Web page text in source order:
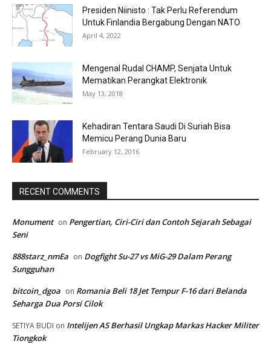
Presiden Niinisto : Tak Perlu Referendum
Untuk Finlandia Bergabung Dengan NATO
April 4, 2022
Mengenal Rudal CHAMP, Senjata Untuk
Mematikan Perangkat Elektronik
May 13, 2018
Kehadiran Tentara Saudi Di Suriah Bisa
Memicu Perang Dunia Baru
February 12, 2016
RECENT COMMENTS
Monument on Pengertian, Ciri-Ciri dan Contoh Sejarah Sebagai
Seni
888starz_nmEa on Dogfight Su-27 vs MiG-29 Dalam Perang
Sungguhan
bitcoin_dgoa on Romania Beli 18 Jet Tempur F-16 dari Belanda
Seharga Dua Porsi Cilok
SETIYA BUDI on Intelijen AS Berhasil Ungkap Markas Hacker Militer
Tiongkok